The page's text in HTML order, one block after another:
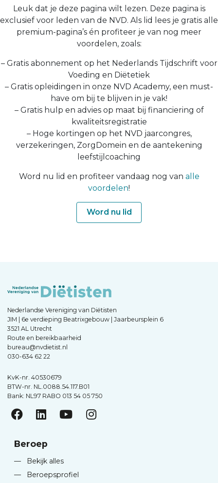
Leuk dat je deze pagina wilt lezen. Deze pagina is
exclusief voor leden van de NVD. Als lid lees je gratis alle
premium-pagina’s én profiteer je van nog meer
voordelen, zoals:
– Gratis abonnement op het Nederlands Tijdschrift voor
Voeding en Diëtetiek
– Gratis opleidingen in onze NVD Academy, een must-
have om bij te blijven in je vak!
– Gratis hulp en advies op maat bij financiering of
kwaliteitsregistratie
– Hoge kortingen op het NVD jaarcongres,
verzekeringen, ZorgDomein en de aantekening
leefstijlcoaching
Word nu lid en profiteer vandaag nog van alle
voordelen!
Word nu lid
Nederlandse Vereniging van Diëtisten
JIM | 6e verdieping Beatrixgebouw | Jaarbeursplein 6
3521 AL Utrecht
Route en bereikbaarheid
bureau@nvdietist.nl
030-634 62 22
KvK-nr. 40530679
BTW-nr. NL.0088.54.117.B01
Bank: NL97 RABO 013 54 05 750
Beroep
—
Bekijk alles
—
Beroepsprofiel